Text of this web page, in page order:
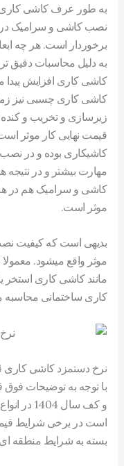
نصب کاشی و سرامیک در
برخوردار است. هر چه
به دلیل محاسبات دقیق
کاشی کاری افزایش پیدا
کاشی کاری چسبی نیز
زیرسازی و تخریب و کنده
قیمت نهایی کار موثر
کاشیکاری بوده و در
مهارت بیشتر و در
کاشی و سرامیک هم در
موثر است.
بدیهی است که کیفیت
موثر واقع میشود.
مانند کاشی کاری استخر
کاری ساختمانی محاسبه
نرخ دستمزد کاشی کاری 1404
با توجه به توضیحات
و کف
بسته به شرایط منطقه ای